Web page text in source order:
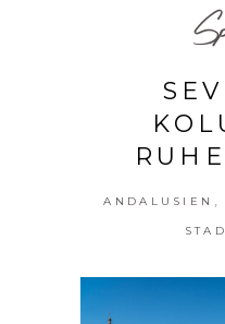
ANDALUSIEN